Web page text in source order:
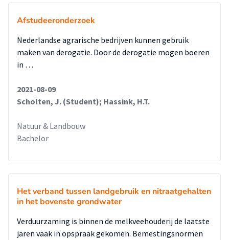
Afstudeeronderzoek
Nederlandse agrarische bedrijven kunnen gebruik
maken van derogatie. Door de derogatie mogen boeren
in …
2021-08-09
Scholten, J. (Student); Hassink, H.T.
Natuur & Landbouw
Bachelor
Het verband tussen landgebruik en nitraatgehalten
in het bovenste grondwater
Verduurzaming is binnen de melkveehouderij de laatste
jaren vaak in opspraak gekomen. Bemestingsnormen